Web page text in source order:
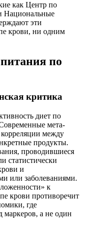
как Центр по
Национальные
эти
крови, ни одним
по
критика
диет по
мета-
между
продукты.
проводившиеся
статистически
и
или заболеваниями.
к
крови противоречит
где
маркеров, а не один